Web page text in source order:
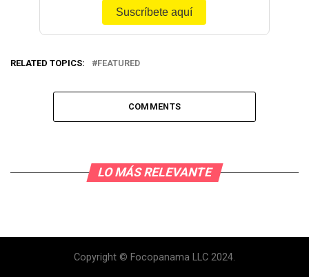
Suscríbete aquí
RELATED TOPICS: FEATURED
COMMENTS
LO MÁS RELEVANTE
Copyright © Focopanama LLC 2024.